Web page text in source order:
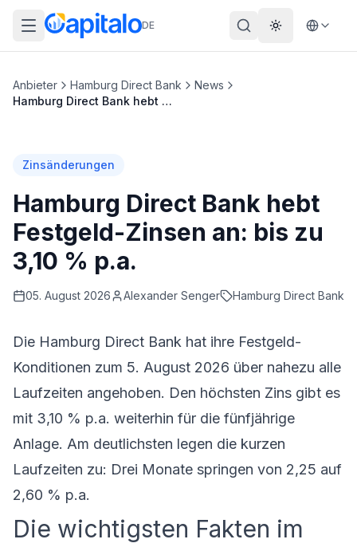
DE Theme
Anbieter Hamburg Direct Bank
News
Hamburg Direct Bank hebt Festgeld-Zinsen an: bis zu 3,10 % p.a.
Zinsänderungen
Hamburg Direct Bank hebt
Festgeld-Zinsen an: bis zu
3,10 % p.a.
05. August 2026 Alexander Senger Hamburg Direct Bank
Die Hamburg Direct Bank hat ihre Festgeld-
Konditionen zum 5. August 2026 über nahezu alle
Laufzeiten angehoben. Den höchsten Zins gibt es
mit 3,10 % p.a. weiterhin für die fünfjährige
Anlage. Am deutlichsten legen die kurzen
Laufzeiten zu: Drei Monate springen von 2,25 auf
2,60 % p.a.
Die wichtigsten Fakten im